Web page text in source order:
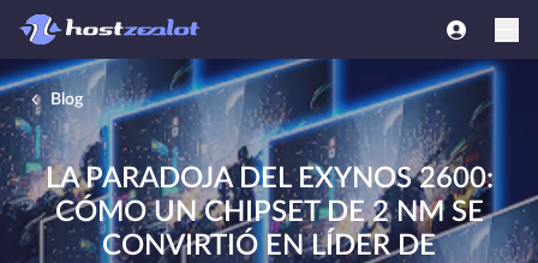
Blog
LA PARADOJA DEL EXYNOS 2600:
CÓMO UN CHIPSET DE 2 NM SE
CONVIRTIÓ EN LÍDER DE